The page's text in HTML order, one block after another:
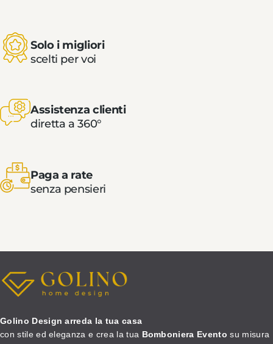
Solo i migliori
scelti per voi
Assistenza clienti
diretta a 360°
Paga a rate
senza pensieri
Golino Design arreda la tua casa
con stile ed eleganza e crea la tua Bomboniera Evento su misura